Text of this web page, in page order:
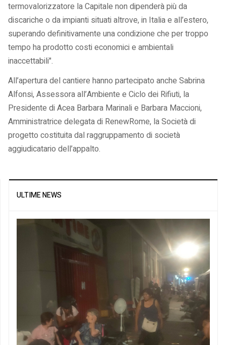
termovalorizzatore la Capitale non dipenderà più da
discariche o da impianti situati altrove, in Italia e all’estero,
superando definitivamente una condizione che per troppo
tempo ha prodotto costi economici e ambientali
inaccettabili".
All’apertura del cantiere hanno partecipato anche Sabrina
Alfonsi, Assessora all’Ambiente e Ciclo dei Rifiuti, la
Presidente di Acea Barbara Marinali e Barbara Maccioni,
Amministratrice delegata di RenewRome, la Società di
progetto costituita dal raggruppamento di società
aggiudicatario dell’appalto.
ULTIME NEWS